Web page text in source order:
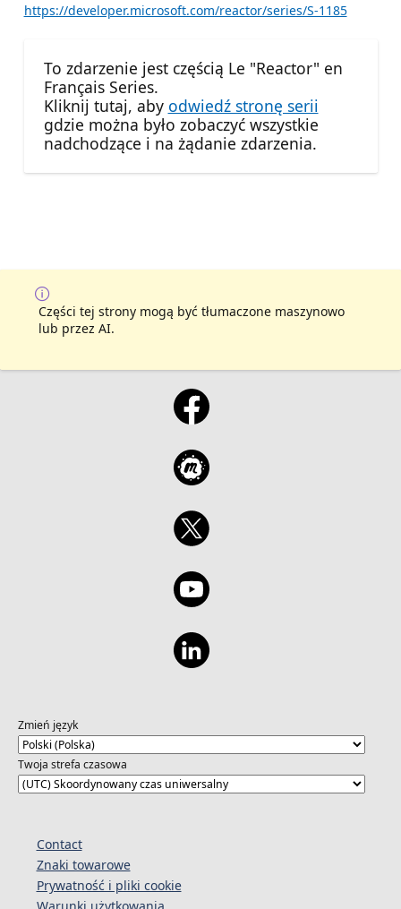
https://developer.microsoft.com/reactor/series/S-1185
To zdarzenie jest częścią Le "Reactor" en
Français Series.
Kliknij tutaj, aby odwiedź stronę serii
gdzie można było zobaczyć wszystkie
nadchodzące i na żądanie zdarzenia.
Części tej strony mogą być tłumaczone maszynowo
lub przez AI.
Zmień język
Twoja strefa czasowa
Contact
Znaki towarowe
Prywatność i pliki cookie